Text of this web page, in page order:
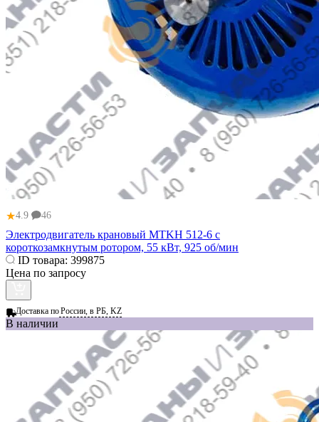
★4.9 46
Электродвигатель крановый МТKН 512-6 с
короткозамкнутым ротором, 55 кВт, 925 об/мин
ID товара: 399875
Цена по запросу
Доставка поРоссии, в РБ, KZ
В наличии